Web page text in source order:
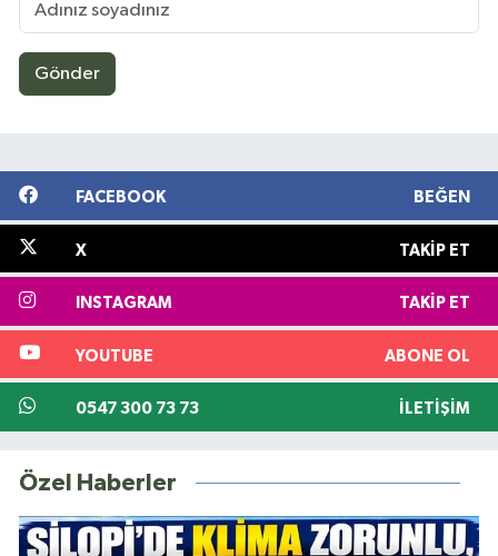
Gönder
FACEBOOK BEĞEN
X TAKIP ET
INSTAGRAM TAKIP ET
YOUTUBE ABONE OL
0547 300 73 73 İLETIŞIM
Özel Haberler